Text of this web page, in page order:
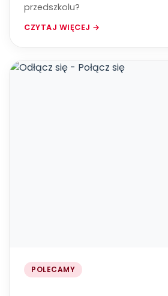
przedszkolu?
CZYTAJ WIĘCEJ →
POLECAMY